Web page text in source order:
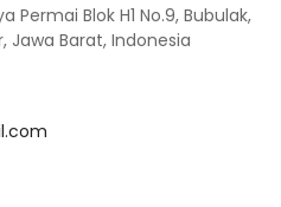
Permai Blok H1 No.9, Bubulak,
Jawa Barat, Indonesia